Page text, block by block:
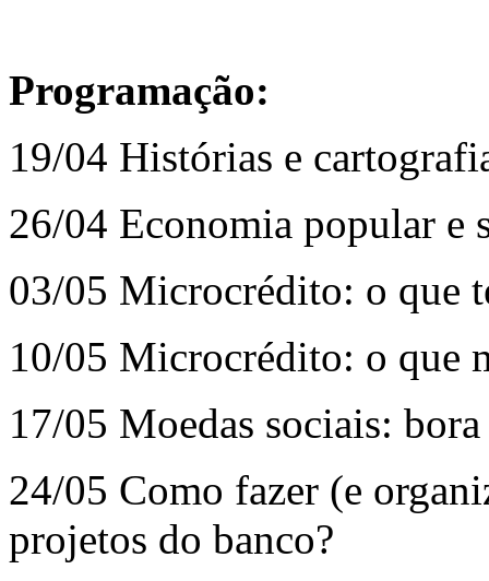
Programação:
19/04 Histórias e
26/04 Economia popular e
03/05 Microcrédito: o que
10/05 Microcrédito: o que
17/05 Moedas sociais:
24/05 Como fazer (e
projetos do banco?